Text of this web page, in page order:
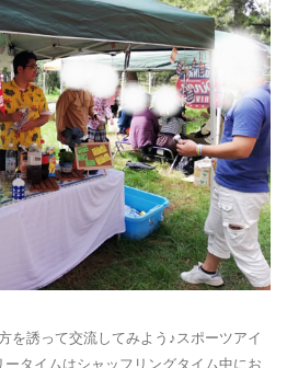
を誘って交流してみよう♪スポーツアイ
タイムはシャッフリングタイム中にお